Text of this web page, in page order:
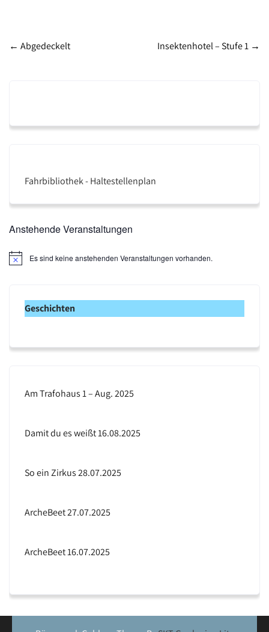
Post
← Abgedeckelt Insektenhotel – Stufe 1 →
Fahrbibliothek - Haltestellenplan
Anstehende Veranstaltungen
H
Es sind keine anstehenden Veranstaltungen vorhanden.
Geschichten
Am Trafohaus 1 – Aug. 2025
Damit du es weißt 16.08.2025
So ein Zirkus 28.07.2025
ArcheBeet 27.07.2025
ArcheBeet 16.07.2025